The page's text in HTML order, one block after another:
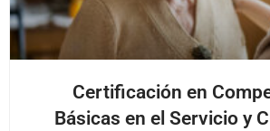
Certificación en
Básicas en el Servicio y